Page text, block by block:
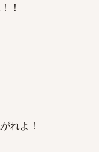
！
れよ！